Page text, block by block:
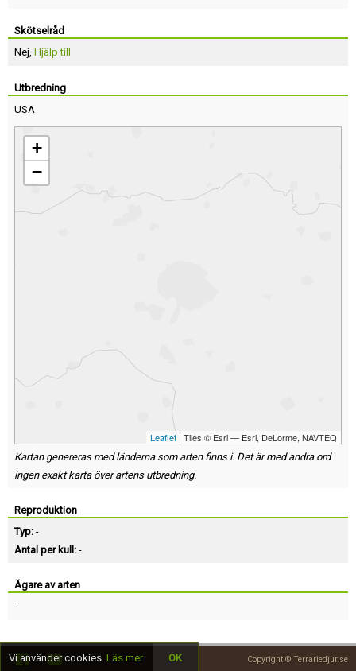
Skötselråd
Nej, Hjälp till
Utbredning
USA
+
−
Leaflet | Tiles © Esri — Esri, DeLorme, NAVTEQ
Kartan genereras med länderna som arten finns i. Det är med andra ord
ingen exakt karta över artens utbredning.
Reproduktion
Typ: -
Antal per kull: -
Ägare av arten
-
Copyright © Terrariedjur.se
Vi använder cookies. Läs mer OK